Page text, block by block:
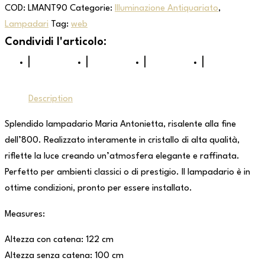
COD: LMANT90 Categorie: Illuminazione Antiquariato,
Lampadari Tag: web
Description
Splendido lampadario Maria Antonietta, risalente alla fine
dell’800. Realizzato interamente in cristallo di alta qualità,
riflette la luce creando un’atmosfera elegante e raffinata.
Perfetto per ambienti classici o di prestigio. Il lampadario è in
ottime condizioni, pronto per essere installato.
Measures:
Altezza con catena: 122 cm
Altezza senza catena: 100 cm